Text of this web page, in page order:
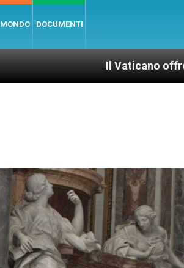
DOCUMENTI
Il Vaticano offre 20 punti per un